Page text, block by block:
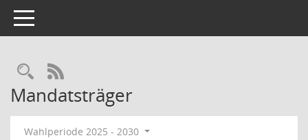
Toggle navigation
Rechercheauswahl
RSS-Feed
Mandatsträger
Wahlperiode 2025 - 2030